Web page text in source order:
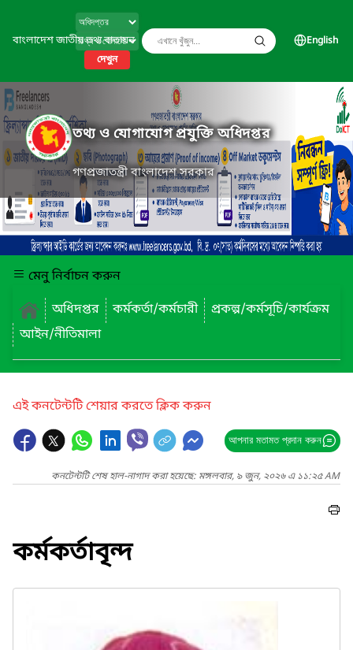
বাংলাদেশ জাতীয় তথ্য বাতায়ন
দেখুন
English
তথ্য ও যোগাযোগ প্রযুক্তি অধিদপ্তর
গণপ্রজাতন্ত্রী বাংলাদেশ সরকার
মেনু নির্বাচন করুন
অধিদপ্তর
কর্মকর্তা/কর্মচারী
প্রকল্প/কর্মসূচি/কার্যক্রম
আইন/নীতিমালা
এই কনটেন্টটি শেয়ার করতে ক্লিক করুন
আপনার মতামত প্রদান করুন
কনটেন্টটি শেষ হাল-নাগাদ করা হয়েছে: মঙ্গলবার, ৯ জুন, ২০২৬ এ ১১:২৫ AM
কর্মকর্তাবৃন্দ